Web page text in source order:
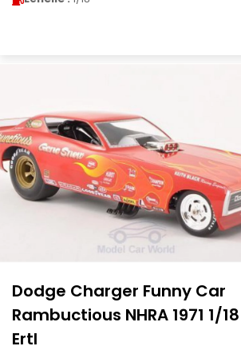
Dodge Charger Funny Car
Rambuctious NHRA 1971 1/18
Ertl